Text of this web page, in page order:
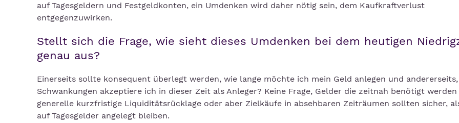
auf Tagesgeldern und Festgeldkonten, ein Umdenken wird daher nötig sein, dem Kaufkraftverlust
entgegenzuwirken.
Stellt sich die Frage, wie sieht dieses Umdenken bei dem heutigen
genau aus?
Einerseits sollte konsequent überlegt werden, wie lange möchte ich mein Geld anlegen und
Schwankungen akzeptiere ich in dieser Zeit als Anleger? Keine Frage, Gelder die zeitnah benötigt werden
generelle kurzfristige Liquiditätsrücklage oder aber Zielkäufe in absehbaren Zeiträumen sollten sicher,
auf Tagesgelder angelegt bleiben.